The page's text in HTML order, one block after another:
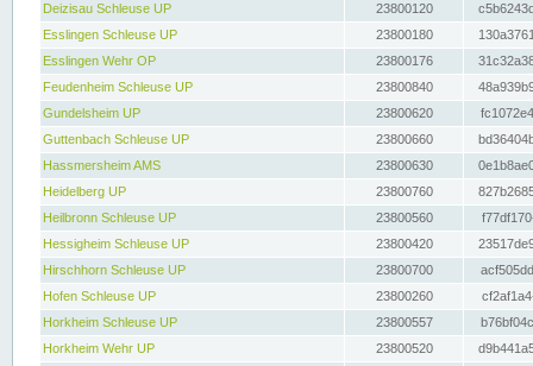
Deizisau Schleuse UP
23800120
Esslingen Schleuse UP
23800180
Esslingen Wehr OP
23800176
Feudenheim Schleuse UP
23800840
Gundelsheim UP
23800620
Guttenbach Schleuse UP
23800660
Hassmersheim AMS
23800630
Heidelberg UP
23800760
Heilbronn Schleuse UP
23800560
Hessigheim Schleuse UP
23800420
Hirschhorn Schleuse UP
23800700
Hofen Schleuse UP
23800260
Horkheim Schleuse UP
23800557
Horkheim Wehr UP
23800520